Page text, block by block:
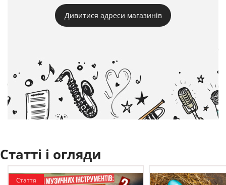
Дивитися адреси магазинів
Статті і огляди
Стаття